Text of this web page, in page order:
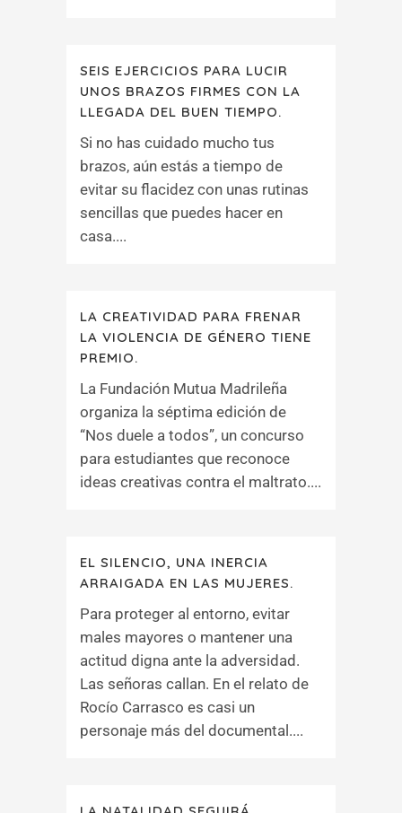
SEIS EJERCICIOS PARA LUCIR
UNOS BRAZOS FIRMES CON LA
LLEGADA DEL BUEN TIEMPO.
Si no has cuidado mucho tus
brazos, aún estás a tiempo de
evitar su flacidez con unas rutinas
sencillas que puedes hacer en
casa....
LA CREATIVIDAD PARA FRENAR
LA VIOLENCIA DE GÉNERO TIENE
PREMIO.
La Fundación Mutua Madrileña
organiza la séptima edición de
“Nos duele a todos”, un concurso
para estudiantes que reconoce
ideas creativas contra el maltrato....
EL SILENCIO, UNA INERCIA
ARRAIGADA EN LAS MUJERES.
Para proteger al entorno, evitar
males mayores o mantener una
actitud digna ante la adversidad.
Las señoras callan. En el relato de
Rocío Carrasco es casi un
personaje más del documental....